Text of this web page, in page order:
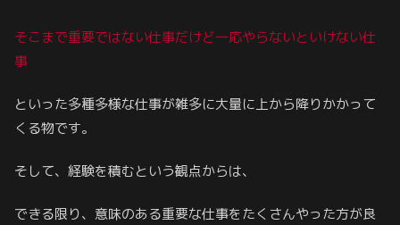
そこまで重要ではない仕事だけど一応やらないといけない仕
事
といった多種多様な仕事が雑多に大量に上から降りかかって
くる物です。
そして、経験を積むという観点からは、
できる限り、意味のある重要な仕事をたくさんやった方が良